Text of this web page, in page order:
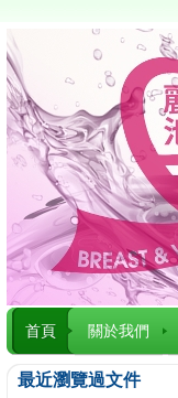
首頁 關於我們
最近瀏覽過文件